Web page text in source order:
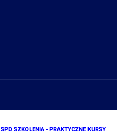
SPD SZKOLENIA - PRAKTYCZNE KURSY